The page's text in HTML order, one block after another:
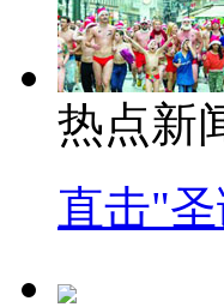
热点新
直击"